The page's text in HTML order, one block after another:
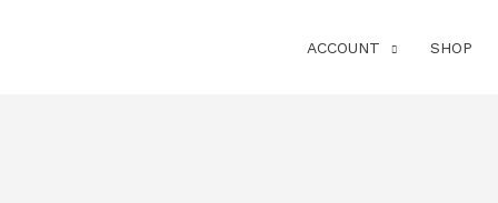
ACCOUNT SHOP